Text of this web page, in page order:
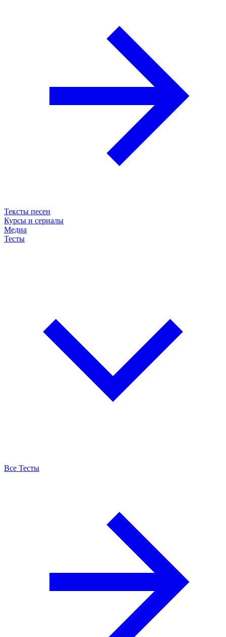
Тексты песен
Курсы и сериалы
Медиа
Тесты
Все Тесты